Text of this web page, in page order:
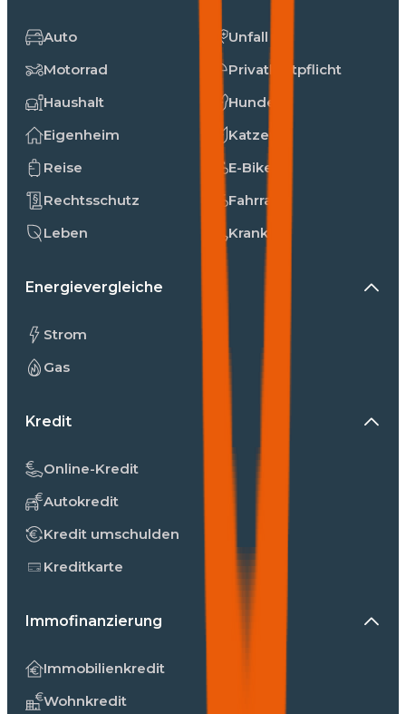
Auto
Motorrad
Haushalt
Eigenheim
Reise
Rechtsschutz
Leben
Unfall
Privathaftpflicht
Hunde
Katzen
E-Bike
Fahrrad
Kranken
Energievergleiche
Strom
Gas
Kredit
Online-Kredit
Autokredit
Kredit umschulden
Kreditkarte
Immofinanzierung
Immobilienkredit
Wohnkredit